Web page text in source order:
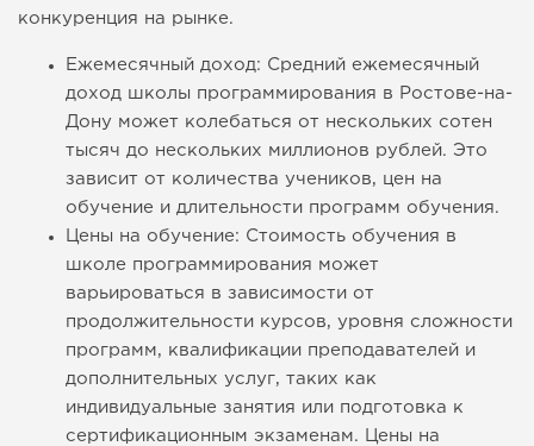
конкуренция на рынке.
Ежемесячный доход: Средний ежемесячный
доход школы программирования в Ростове-на-
Дону может колебаться от нескольких сотен
тысяч до нескольких миллионов рублей. Это
зависит от количества учеников, цен на
обучение и длительности программ обучения.
Цены на обучение: Стоимость обучения в
школе программирования может
варьироваться в зависимости от
продолжительности курсов, уровня сложности
программ, квалификации преподавателей и
дополнительных услуг, таких как
индивидуальные занятия или подготовка к
сертификационным экзаменам. Цены на